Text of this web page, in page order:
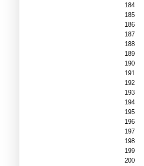
184
185
186
187
188
189
190
191
192
193
194
195
196
197
198
199
200